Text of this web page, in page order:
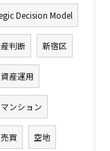
Decision Model
判断 新宿区
資産運用
ンション
売買 空地